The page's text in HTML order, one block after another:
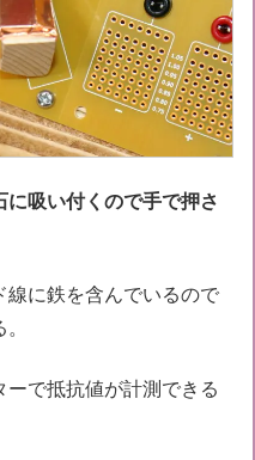
吸い付くので手で押さ
線に鉄を含んでいるので
で抵抗値が計測できる